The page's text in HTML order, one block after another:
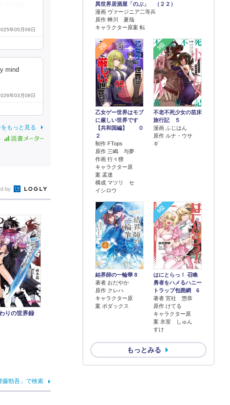
年05月09日
mind
年03月08日
もっと見る
異世界居酒屋「のぶ」 （２２）
漫画 ヴァージニア二等兵
原作 蝉川 夏哉
キャラクター原案 転
2位
乙女ゲー世界はモブ
に厳しい世界です
【共和国編】 ０
２
制作 FTops
原作 三嶋 与夢
作画 行々狸
キャラクター原
案 孟達
構成 マツリ セ
イシロウ
3位
不老不死少女の苗床
旅行記 ５
漫画 ふじはん
原作 ルナ・ウサ
ギ
4位
結界師の一輪華 8
著者 おだやか
原作 クレハ
キャラクター原
案 ボダックス
5位
はにとらっ！ 召喚
勇者をハメるハニー
トラップ包囲網 6
著者 宮社 惣恭
原作 けてる
キャラクター原
案 氷室 しゅん
すけ
もっとみる
by
りの世界録
藤勁吾」で検索